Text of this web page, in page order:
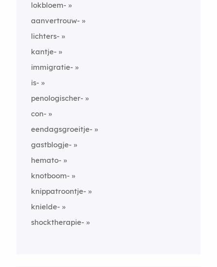
lokbloem-
aanvertrouw-
lichters-
kantje-
immigratie-
is-
penologischer-
con-
eendagsgroeitje-
gastblogje-
hemato-
knotboom-
knippatroontje-
knielde-
shocktherapie-